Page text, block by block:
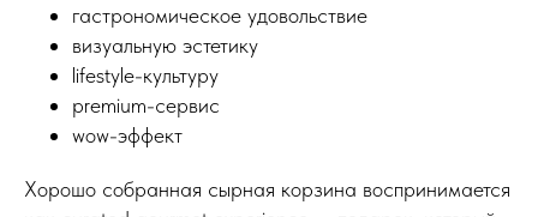
гастрономическое удовольствие
визуальную эстетику
lifestyle-культуру
premium-сервис
wow-эффект
Хорошо собранная сырная корзина воспринимается